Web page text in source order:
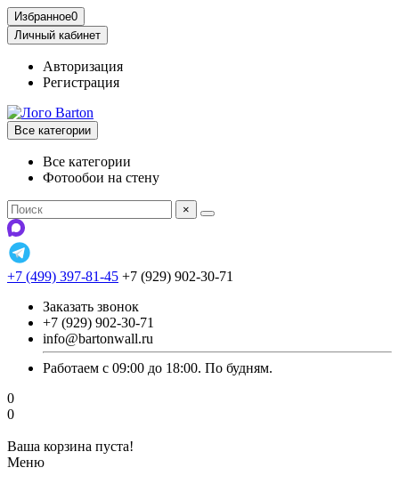
Избранное0
Личный кабинет
Авторизация
Регистрация
Все категории
Все категории
Фотообои на стену
×
+7 (499) 397-81-45 +7 (929) 902-30-71
Заказать звонок
+7 (929) 902-30-71
info@bartonwall.ru
Работаем с 09:00 до 18:00. По будням.
0
0
Ваша корзина пуста!
Меню